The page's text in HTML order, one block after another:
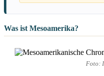
Was ist Mesoamerika?
Foto: